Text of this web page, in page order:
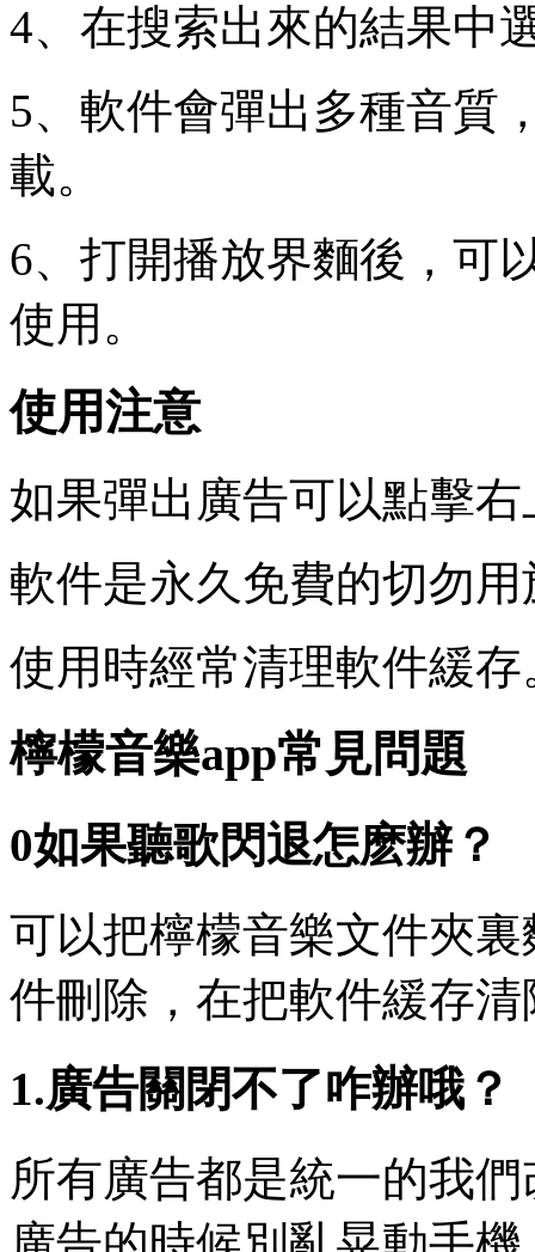
4、在搜索出來的結果中
5、軟件會彈出多種音質
載。
6、打開播放界麵後，可
使用。
使用注意
如果彈出廣告可以點擊
軟件是永久免費的切勿
使用時經常清理軟件緩存
檸檬音樂app常見問題
0如果聽歌閃退怎麽辦？
可以把檸檬音樂文件夾
件刪除，在把軟件緩存清
1.廣告關閉不了咋辦哦？
所有廣告都是統一的我